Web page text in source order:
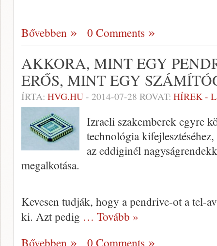
Bővebben 0 Comments
AKKORA, MINT EGY
ERŐS, MINT EGY
ÍRTA: HVG.HU- 2014-07-28 ROVAT: HÍREK -
Izraeli szakemberek egyre
technológia
az eddiginél
megalkotása.
Kevesen tudják, hogy a pendrive-ot a tel-
ki. Azt pedig … Tovább »
Bővebben
0 Comments